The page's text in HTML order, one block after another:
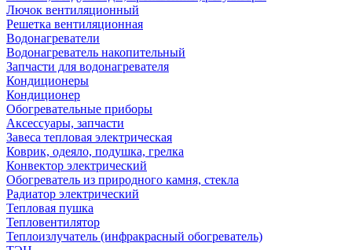
Лючок вентиляционный
Решетка вентиляционная
Водонагреватели
Водонагреватель накопительный
Запчасти для водонагревателя
Кондиционеры
Кондиционер
Обогревательные приборы
Аксессуары, запчасти
Завеса тепловая электрическая
Коврик, одеяло, подушка, грелка
Конвектор электрический
Обогреватель из природного камня, стекла
Радиатор электрический
Тепловая пушка
Тепловентилятор
Теплоизлучатель (инфракрасный обогреватель)